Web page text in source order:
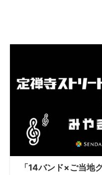
「14バンド×ご当地